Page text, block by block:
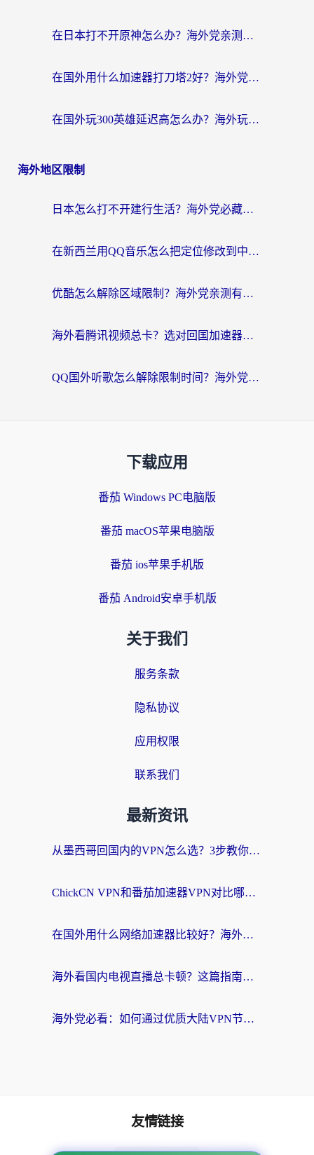
在日本打不开原神怎么办？海外党亲测有效的国服游戏加速指南
在国外用什么加速器打刀塔2好？海外党国服游戏加速避坑指南
在国外玩300英雄延迟高怎么办？海外玩家亲测有效的加速器选择指南
海外地区限制
日本怎么打不开建行生活？海外党必藏的回国加速指南（含丹麦国外影音问题破解）
在新西兰用QQ音乐怎么把定位修改到中国国内？海外党听歌追剧的实用指南
优酷怎么解除区域限制？海外党亲测有效的回国加速器选择指南
海外看腾讯视频总卡？选对回国加速器，还能解决英国1号店定位+欧洲杯CCTV5直播问题
QQ国外听歌怎么解除限制时间？海外党亲测有效的回国加速方案
下载应用
番茄 Windows PC电脑版
番茄 macOS苹果电脑版
番茄 ios苹果手机版
番茄 Android安卓手机版
关于我们
服务条款
隐私协议
应用权限
联系我们
最新资讯
从墨西哥回国内的VPN怎么选？3步教你无缝刷剧、玩国服游戏
ChickCN VPN和番茄加速器VPN对比哪个回国效果更好？海外党亲测后的真实答案
在国外用什么网络加速器比较好？海外党亲测：从痛点到解决方案的全攻略
海外看国内电视直播总卡顿？这篇指南教你选对回国加速器，无缝追剧不发愁
海外党必看：如何通过优质大陆VPN节点无缝访问国内资源？
友情链接